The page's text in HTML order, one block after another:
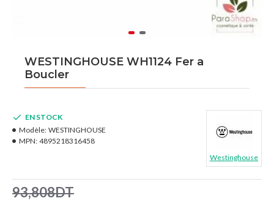
WESTINGHOUSE WH1124 Fer a
Boucler
93,808DT
EN STOCK
Modèle: WESTINGHOUSE
MPN: 4895218316458
Westinghouse